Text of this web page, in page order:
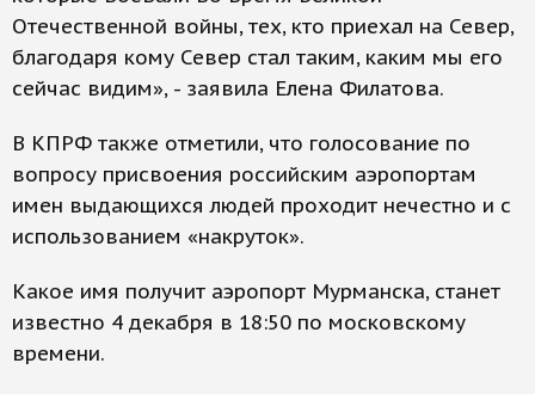
Отечественной войны, тех, кто приехал на Север,
благодаря кому Север стал таким, каким мы его
сейчас видим», - заявила Елена Филатова.
В КПРФ также отметили, что голосование по
вопросу присвоения российским аэропортам
имен выдающихся людей проходит нечестно и с
использованием «накруток».
Какое имя получит аэропорт Мурманска, станет
известно 4 декабря в 18:50 по московскому
времени.